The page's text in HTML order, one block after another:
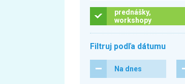
prednášky,
workshopy
Filtruj podľa dátumu
Na dnes